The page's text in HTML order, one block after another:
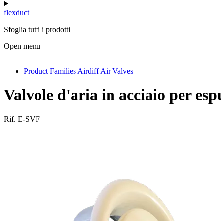
flexduct
Sfoglia tutti i prodotti
Open menu
antivib
isolfix
Product Families Airdiff Air Valves
Valvole d'aria in acciaio per
Rif. E-SVF